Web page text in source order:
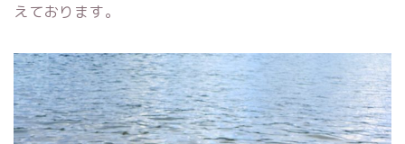
えております。